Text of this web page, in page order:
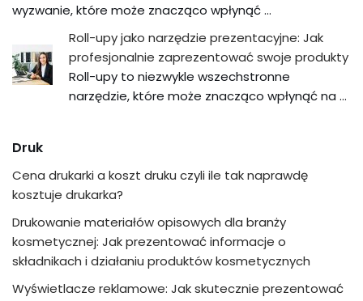
wyzwanie, które może znacząco wpłynąć …
Roll-upy jako narzędzie prezentacyjne: Jak
profesjonalnie zaprezentować swoje produkty
Roll-upy to niezwykle wszechstronne
narzędzie, które może znacząco wpłynąć na …
Druk
Cena drukarki a koszt druku czyli ile tak naprawdę
kosztuje drukarka?
Drukowanie materiałów opisowych dla branży
kosmetycznej: Jak prezentować informacje o
składnikach i działaniu produktów kosmetycznych
Wyświetlacze reklamowe: Jak skutecznie prezentować